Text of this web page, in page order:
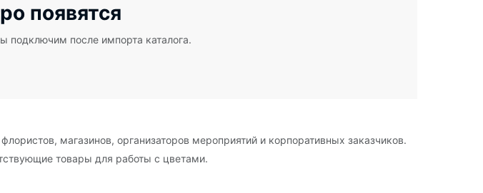
появятся
подключим после импорта каталога.
магазинов, организаторов мероприятий и корпоративных заказчиков.
товары для работы с цветами.